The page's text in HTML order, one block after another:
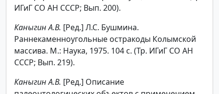
ИГиГ СО АН СССР; Вып. 200).
Каныгин А.В. [Ред.] Л.С. Бушмина.
Раннекаменноугольные остракоды Колымской
массива. М.: Наука, 1975. 104 с. (Тр. ИГиГ СО АН
СССР; Вып. 219).
Каныгин А.В. [Ред.] Описание